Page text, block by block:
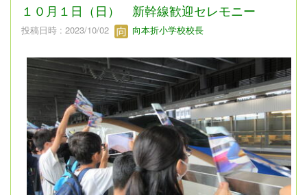
１０月１日（日） 新幹線歓迎セレモニー
投稿日時 : 2023/10/02 向本折小学校校長